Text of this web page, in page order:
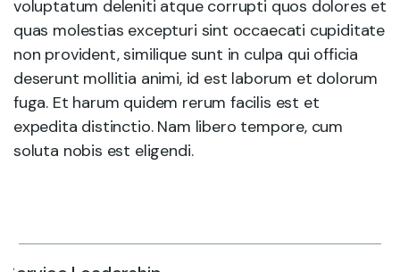
voluptatum deleniti atque corrupti quos dolores et
quas molestias excepturi sint occaecati cupiditate
non provident, similique sunt in culpa qui officia
deserunt mollitia animi, id est laborum et dolorum
fuga. Et harum quidem rerum facilis est et
expedita distinctio. Nam libero tempore, cum
soluta nobis est eligendi.